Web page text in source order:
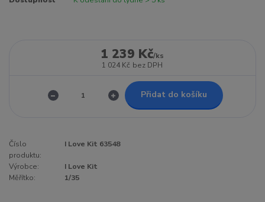
1 239 Kč/ks
1 024 Kč bez DPH
Přidat do košíku
Číslo
produktu:
I Love Kit 63548
Výrobce:
I Love Kit
Měřítko:
1/35